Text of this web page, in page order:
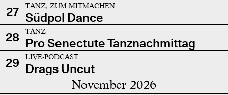
27 TANZ, ZUM MITMACHEN
Südpol Dance
28
TANZ
Pro Senectute Tanznachmittag
29
LIVE-PODCAST
Drags Uncut
November 2026